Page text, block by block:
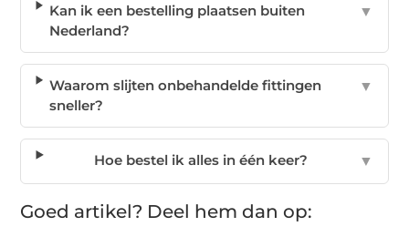
Kan ik een bestelling plaatsen buiten
Nederland?
▼
Waarom slijten onbehandelde fittingen
sneller?
▼
Hoe bestel ik alles in één keer? ▼
Goed artikel? Deel hem dan op: